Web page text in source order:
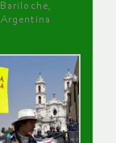
Bariloche,
Argentina